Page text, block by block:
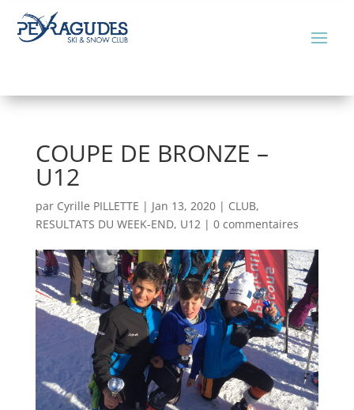
COUPE DE BRONZE –
U12
par Cyrille PILLETTE | Jan 13, 2020| CLUB,
RESULTATS DU WEEK-END, U12 | 0 commentaires